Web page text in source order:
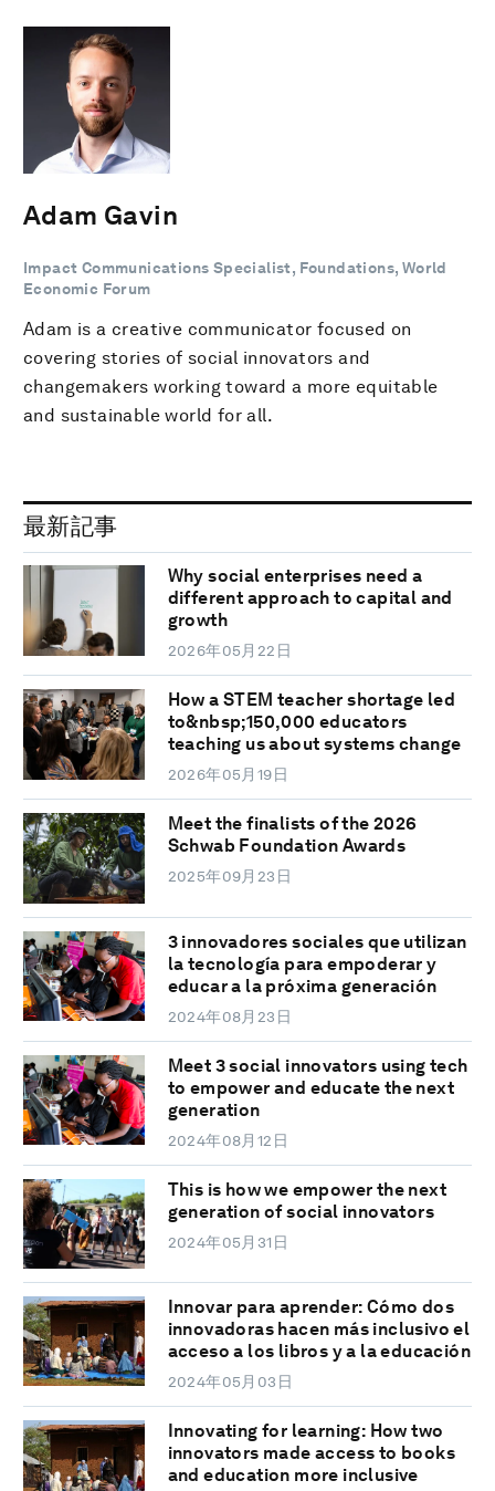
Adam Gavin
Impact Communications Specialist, Foundations, World
Economic Forum
Adam is a creative communicator focused on
covering stories of social innovators and
changemakers working toward a more equitable
and sustainable world for all.
最新記事
Why social enterprises need a
different approach to capital and
growth
2026年05月22日
How a STEM teacher shortage led
to&nbsp;150,000 educators
teaching us about systems change
2026年05月19日
Meet the finalists of the 2026
Schwab Foundation Awards
2025年09月23日
3 innovadores sociales que utilizan
la tecnología para empoderar y
educar a la próxima generación
2024年08月23日
Meet 3 social innovators using tech
to empower and educate the next
generation
2024年08月12日
This is how we empower the next
generation of social innovators
2024年05月31日
Innovar para aprender: Cómo dos
innovadoras hacen más inclusivo el
acceso a los libros y a la educación
2024年05月03日
Innovating for learning: How two
innovators made access to books
and education more inclusive